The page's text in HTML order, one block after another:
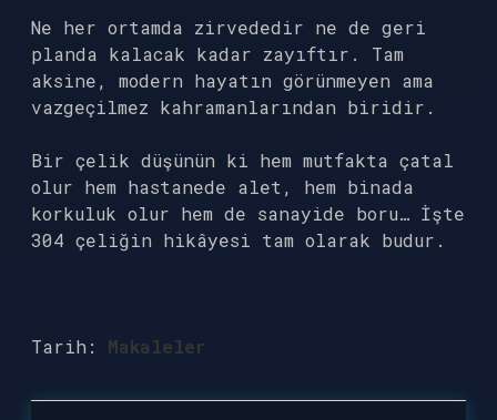
Ne her ortamda zirvededir ne de geri
planda kalacak kadar zayıftır. Tam
aksine, modern hayatın görünmeyen ama
vazgeçilmez kahramanlarından biridir.
Bir çelik düşünün ki hem mutfakta çatal
olur hem hastanede alet, hem binada
korkuluk olur hem de sanayide boru… İşte
304 çeliğin hikâyesi tam olarak budur.
Tarih: Makaleler